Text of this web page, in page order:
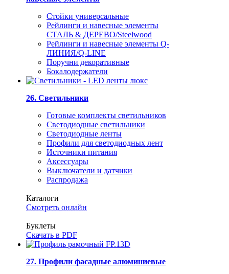
Стойки универсальные
Рейлинги и навесные элементы
СТАЛЬ & ДЕРЕВО/Steelwood
Рейлинги и навесные элементы Q-
ЛИНИЯ/Q-LINE
Поручни декоративные
Бокалодержатели
26. Светильники
Готовые комплекты светильников
Светодиодные светильники
Светодиодные ленты
Профили для светодиодных лент
Источники питания
Аксессуары
Выключатели и датчики
Распродажа
Каталоги
Смотреть онлайн
Буклеты
Скачать в PDF
27. Профили фасадные алюминиевые